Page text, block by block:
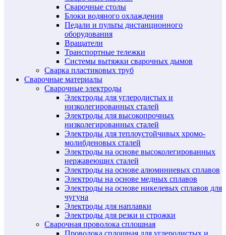
Сварочные столы
Блоки водяного охлаждения
Педали и пульты дистанционного
оборудования
Вращатели
Транспортные тележки
Системы вытяжки сварочных дымов
Сварка пластиковых труб
Сварочные материалы
Сварочные электроды
Электроды для углеродистых и
низколегированных сталей
Электроды для высокопрочных
низколегированных сталей
Электроды для теплоустойчивых хромо-
молибденовых сталей
Электроды на основе высоколегированных
нержавеющих сталей
Электроды на основе алюминиевых сплавов
Электроды на основе медных сплавов
Электроды на основе никелевых сплавов для
чугуна
Электроды для наплавки
Электроды для резки и строжки
Сварочная проволока сплошная
Проволока сплошная для углеродистых и